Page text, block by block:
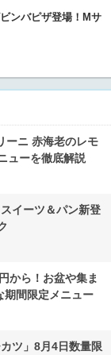
ンバピザ登場！Mサ
ーニ 赤海老のレモ
ューを徹底解説
イーツ＆パン新登
から！お盆や集ま
期間限定メニュー
ツ」8月4日数量限